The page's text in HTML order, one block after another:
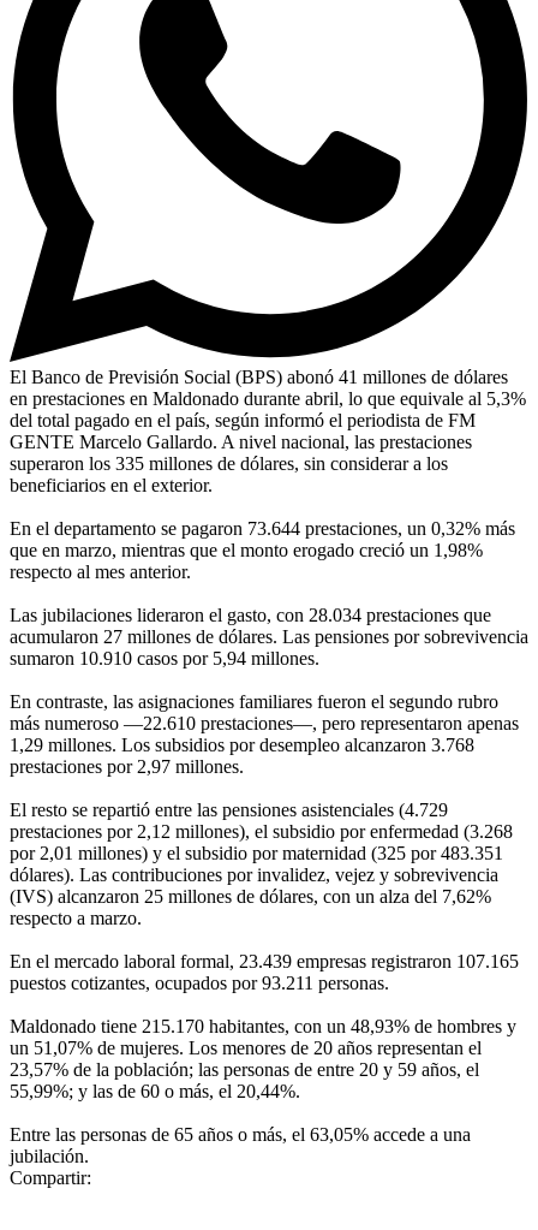
El Banco de Previsión Social (BPS) abonó 41 millones de dólares
en prestaciones en Maldonado durante abril, lo que equivale al 5,3%
del total pagado en el país, según informó el periodista de FM
GENTE Marcelo Gallardo. A nivel nacional, las prestaciones
superaron los 335 millones de dólares, sin considerar a los
beneficiarios en el exterior.
En el departamento se pagaron 73.644 prestaciones, un 0,32% más
que en marzo, mientras que el monto erogado creció un 1,98%
respecto al mes anterior.
Las jubilaciones lideraron el gasto, con 28.034 prestaciones que
acumularon 27 millones de dólares. Las pensiones por sobrevivencia
sumaron 10.910 casos por 5,94 millones.
En contraste, las asignaciones familiares fueron el segundo rubro
más numeroso —22.610 prestaciones—, pero representaron apenas
1,29 millones. Los subsidios por desempleo alcanzaron 3.768
prestaciones por 2,97 millones.
El resto se repartió entre las pensiones asistenciales (4.729
prestaciones por 2,12 millones), el subsidio por enfermedad (3.268
por 2,01 millones) y el subsidio por maternidad (325 por 483.351
dólares). Las contribuciones por invalidez, vejez y sobrevivencia
(IVS) alcanzaron 25 millones de dólares, con un alza del 7,62%
respecto a marzo.
En el mercado laboral formal, 23.439 empresas registraron 107.165
puestos cotizantes, ocupados por 93.211 personas.
Maldonado tiene 215.170 habitantes, con un 48,93% de hombres y
un 51,07% de mujeres. Los menores de 20 años representan el
23,57% de la población; las personas de entre 20 y 59 años, el
55,99%; y las de 60 o más, el 20,44%.
Entre las personas de 65 años o más, el 63,05% accede a una
jubilación.
Compartir: